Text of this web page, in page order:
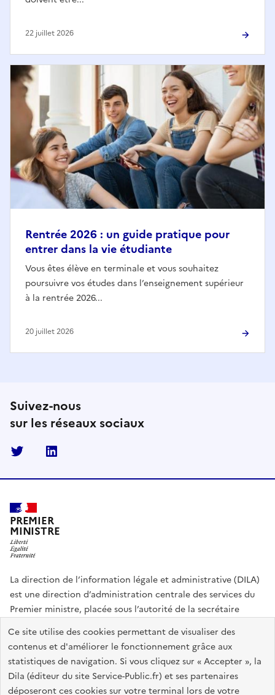
Ce site utilise des cookies permettant de visualiser des
contenus et d'améliorer le fonctionnement grâce aux
statistiques de navigation. Si vous cliquez sur « Accepter », la
Dila (éditeur du site Service-Public.fr) et ses partenaires
déposeront ces cookies sur votre terminal lors de votre
22 juillet 2026
Rentrée 2026 : un guide pratique pour
entrer dans la vie étudiante
Vous êtes élève en terminale et vous souhaitez
poursuivre vos études dans l’enseignement supérieur
à la rentrée 2026...
20 juillet 2026
Suivez-nous
sur les réseaux sociaux
Twitter
PREMIER
MINISTRE
La direction de l’information légale et administrative (DILA)
est une direction d’administration centrale des services du
Premier ministre, placée sous l’autorité de la secrétaire
info.gouv.fr
assemblee-nationale.fr
sénat.fr
Répertoire des informations publiques